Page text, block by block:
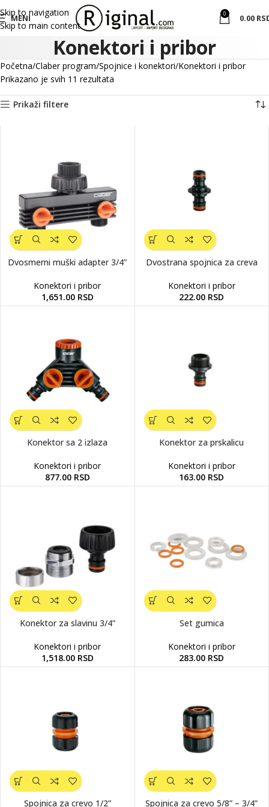
Skip to navigation
Skip to main content
MENI 0 0.00
Konektori i pribor
Početna Claber program Spojnice i konektori Konektori i pribor
Prikazano je svih 11 rezultata
Prikaži filtere
Dvosmerni muški adapter 3/4”
Konektori i pribor
1,651.00 RSD
Dvostrana spojnica za creva
Konektori i pribor
222.00 RSD
Konektor sa 2 izlaza
Konektori i pribor
877.00 RSD
Konektor za prskalicu
Konektori i pribor
163.00 RSD
Konektor za slavinu 3/4”
Konektori i pribor
1,518.00 RSD
Set gumica
Konektori i pribor
283.00 RSD
Spojnica za crevo 1/2” Spojnica za crevo 5/8” – 3/4”